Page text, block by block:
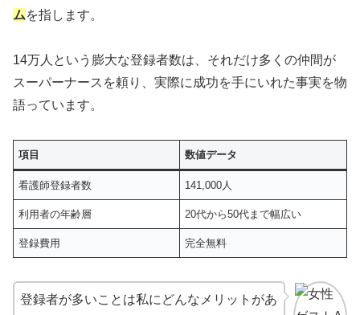
ムを指します。
14万人という膨大な登録者数は、それだけ多くの仲間が
スーパーナースを頼り、実際に成功を手にいれた事実を物
語っています。
項目 数値データ
看護師登録者数 141,000人
利用者の年齢層 20代から50代まで幅広い
登録費用 完全無料
登録者が多いことは私にどんなメリットがあ